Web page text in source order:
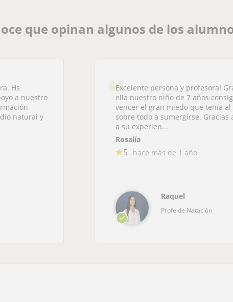
que opinan algunos de los
Hs
a nuestro
natural y
Excelente persona y profesora!
ella nuestro niño de 7 años
vencer el gran miedo que tenía al
sobre todo a sumergirse. Gracias
a su experien...
Rosalía
5 hace más de 1 año
Raquel
Profe de Natación